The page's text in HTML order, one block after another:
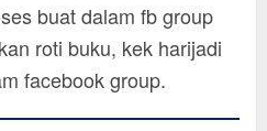
buat dalam fb group
roti buku, kek harijadi
facebook group.